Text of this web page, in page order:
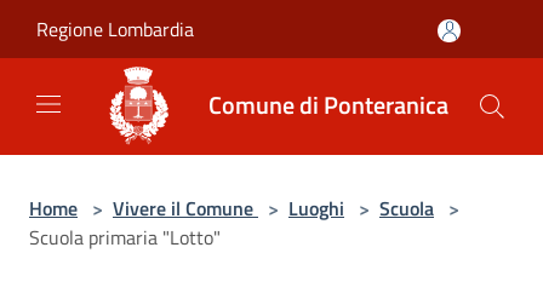
Regione Lombardia
Comune di Ponteranica
Home > Vivere il Comune > Luoghi > Scuola >
Scuola primaria "Lotto"